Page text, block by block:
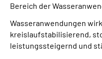
Bereich der
Wasseranwendungen
kreislaufstabilisierend,
leistungssteigernd und